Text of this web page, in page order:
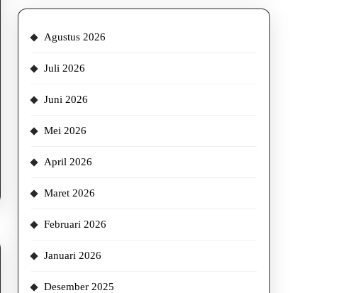
Agustus 2026
Juli 2026
Juni 2026
Mei 2026
April 2026
Maret 2026
Februari 2026
Januari 2026
Desember 2025